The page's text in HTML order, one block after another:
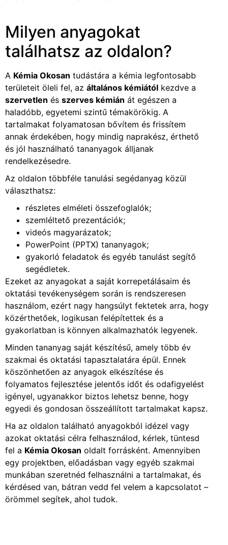
Milyen anyagokat
találhatsz az oldalon?
A Kémia Okosan tudástára a kémia legfontosabb
területeit öleli fel, az általános kémiától kezdve a
szervetlen és szerves kémián át egészen a
haladóbb, egyetemi szintű témakörökig. A
tartalmakat folyamatosan bővítem és frissítem
annak érdekében, hogy mindig naprakész, érthető
és jól használható tananyagok álljanak
rendelkezésedre.
Az oldalon többféle tanulási segédanyag közül
választhatsz:
részletes elméleti összefoglalók;
szemléltető prezentációk;
videós magyarázatok;
PowerPoint (PPTX) tananyagok;
gyakorló feladatok és egyéb tanulást segítő
segédletek.
Ezeket az anyagokat a saját korrepetálásaim és
oktatási tevékenységem során is rendszeresen
használom, ezért nagy hangsúlyt fektetek arra, hogy
közérthetőek, logikusan felépítettek és a
gyakorlatban is könnyen alkalmazhatók legyenek.
Minden tananyag saját készítésű, amely több év
szakmai és oktatási tapasztalatára épül. Ennek
köszönhetően az anyagok elkészítése és
folyamatos fejlesztése jelentős időt és odafigyelést
igényel, ugyanakkor biztos lehetsz benne, hogy
egyedi és gondosan összeállított tartalmakat kapsz.
Ha az oldalon található anyagokból idézel vagy
azokat oktatási célra felhasználod, kérlek, tüntesd
fel a Kémia Okosan oldalt forrásként. Amennyiben
egy projektben, előadásban vagy egyéb szakmai
munkában szeretnéd felhasználni a tartalmakat, és
kérdésed van, bátran vedd fel velem a kapcsolatot –
örömmel segítek, ahol tudok.